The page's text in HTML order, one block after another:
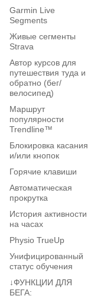
Garmin Live
Segments
Живые сегменты
Strava
Автор курсов для
путешествия туда и
обратно (бег/
велосипед)
Маршрут
популярности
Trendline™
Блокировка касания
и/или кнопок
Горячие клавиши
Автоматическая
прокрутка
История активности
на часах
Physio TrueUp
Унифицированный
статус обучения
↓ФУНКЦИИ ДЛЯ
БЕГА: